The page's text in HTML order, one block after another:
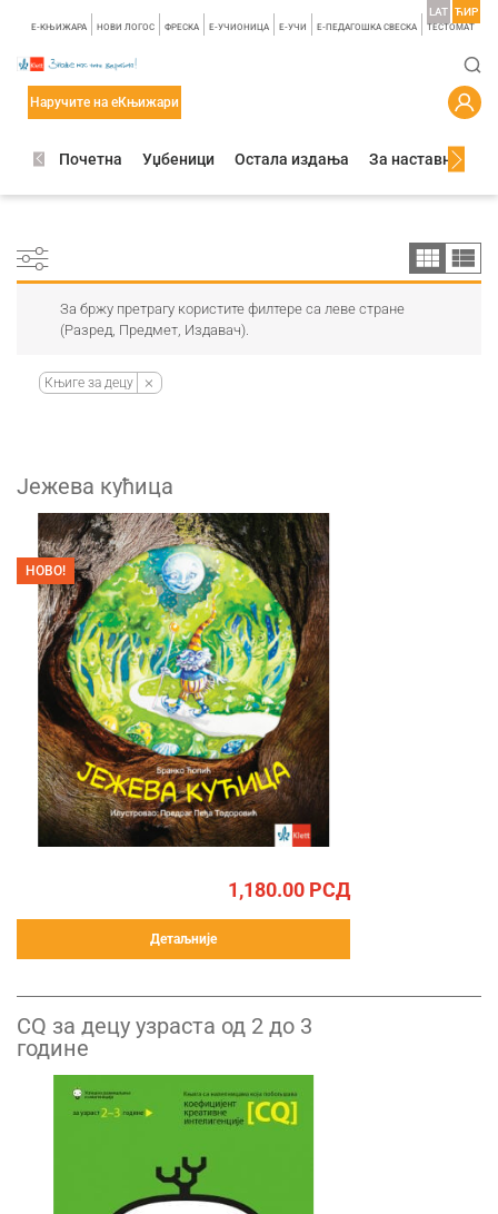
E-КЊИЖАРА НОВИ ЛОГОС ФРЕСКА E-УЧИОНИЦА E-УЧИ Е-ПЕДАГОШКА СВЕСКА TЕСТОМАТ
LAT ЋИР
Наручите на еКњижари
Почетна Уџбеници Остала издања За наставнике
За бржу претрагу користите филтере са леве стране
(Разред, Предмет, Издавач).
Књиге за децу
НОВО!
Јежева кућица
1,180.00 РСД
Детаљније
CQ за децу узраста од 2 до 3
године